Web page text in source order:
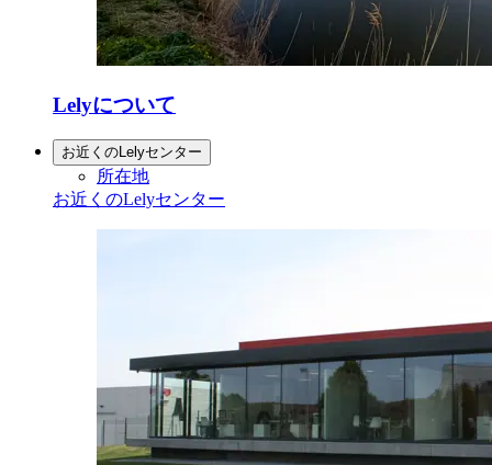
Lelyについて
お近くのLelyセンター
所在地
お近くのLelyセンター